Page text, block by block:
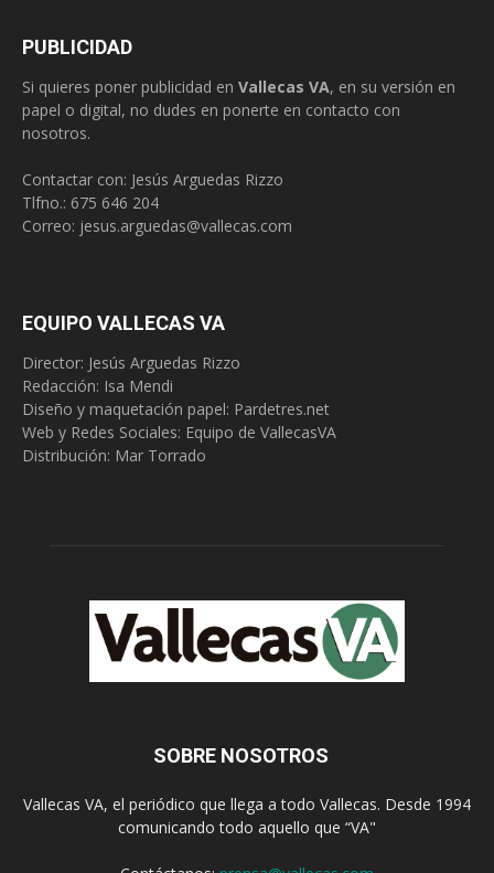
PUBLICIDAD
Si quieres poner publicidad en Vallecas VA, en su versión en
papel o digital, no dudes en ponerte en contacto con
nosotros.
Contactar con: Jesús Arguedas Rizzo
Tlfno.: 675 646 204
Correo: jesus.arguedas@vallecas.com
EQUIPO VALLECAS VA
Director: Jesús Arguedas Rizzo
Redacción: Isa Mendi
Diseño y maquetación papel: Pardetres.net
Web y Redes Sociales: Equipo de VallecasVA
Distribución: Mar Torrado
SOBRE NOSOTROS
Vallecas VA, el periódico que llega a todo Vallecas. Desde 1994
comunicando todo aquello que “VA"